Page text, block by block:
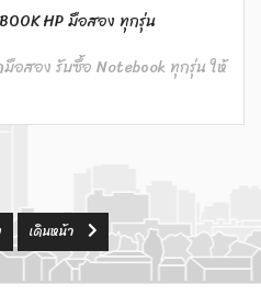
เอเลียนแวร์ มือสอง ทุก
เดินหน้า